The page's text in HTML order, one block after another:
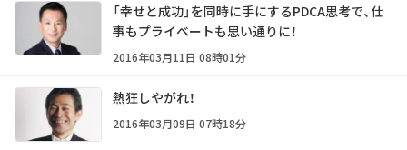
「幸せと成功」を同時に手にするPDCA思考で、仕
事もプライベートも思い通りに！
2016年03月11日 08時01分
熱狂しやがれ！
2016年03月09日 07時18分